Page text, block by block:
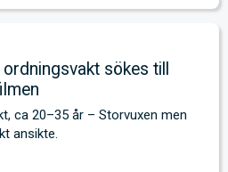
sökes till
ca 20–35 år – Storvuxen men